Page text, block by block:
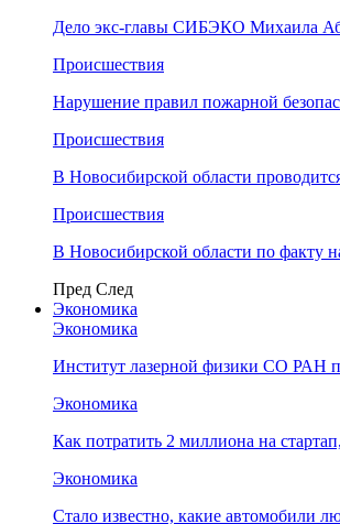
Дело экс-главы СИБЭКО Михаила
Происшествия
Нарушение правил пожарной
Происшествия
В Новосибирской области
Происшествия
В Новосибирской области по факту
Пред След
Экономика
Экономика
Институт лазерной физики СО РАН
Экономика
Как потратить 2 миллиона на
Экономика
Стало известно, какие автомобили